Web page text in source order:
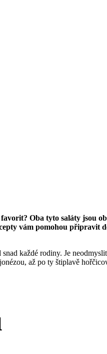
Oba tyto saláty jsou
vám pomohou
každé rodiny. Je
až po ty štiplavě